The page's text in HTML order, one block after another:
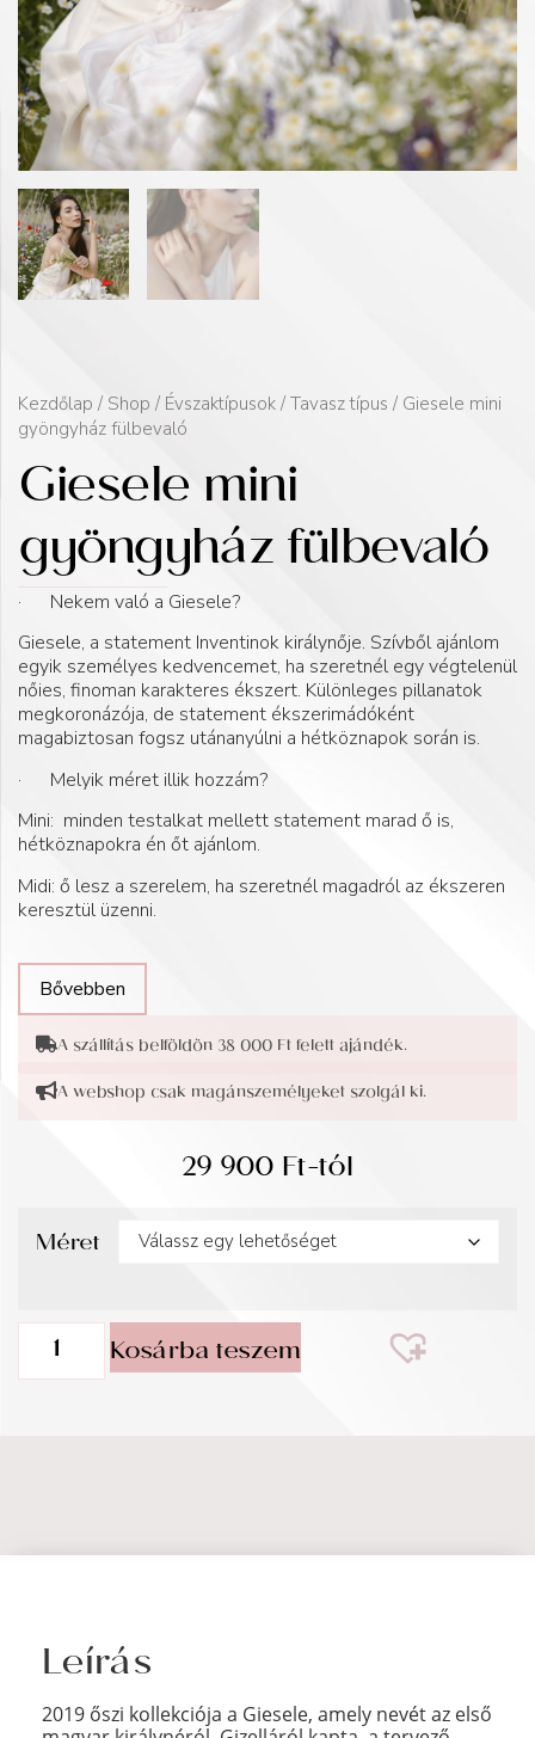
Kezdőlap / Shop / Évszaktípusok / Tavasz típus / Giesele mini
gyöngyház fülbevaló
Giesele mini
gyöngyház fülbevaló
· Nekem való a Giesele?
Giesele, a statement Inventinok királynője. Szívből ajánlom
egyik személyes kedvencemet, ha szeretnél egy végtelenül
nőies, finoman karakteres ékszert. Különleges pillanatok
megkoronázója, de statement ékszerimádóként
magabiztosan fogsz utánanyúlni a hétköznapok során is.
· Melyik méret illik hozzám?
Mini: minden testalkat mellett statement marad ő is,
hétköznapokra én őt ajánlom.
Midi: ő lesz a szerelem, ha szeretnél magadról az ékszeren
keresztül üzenni.
Bővebben
A szállítás belföldön 38 000 Ft felett ajándék.
A webshop csak magánszemélyeket szolgál ki.
29 900Ft-tól
Méret
Kosárba teszem
Leírás
2019 őszi kollekciója a Giesele, amely nevét az első